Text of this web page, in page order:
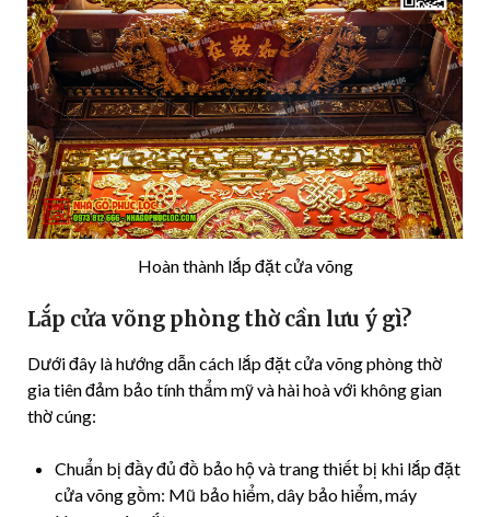
Hoàn thành lắp đặt cửa võng
Lắp cửa võng phòng thờ cần lưu ý gì?
Dưới đây là hướng dẫn cách lắp đặt cửa võng phòng thờ
gia tiên đảm bảo tính thẩm mỹ và hài hoà với không gian
thờ cúng:
Chuẩn bị đầy đủ đồ bảo hộ và trang thiết bị khi lắp đặt
cửa võng gồm: Mũ bảo hiểm, dây bảo hiểm, máy